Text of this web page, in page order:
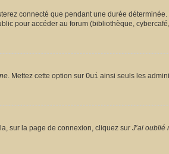
connecté que pendant une durée
pour accéder au forum (bibliothèque,
. Mettez cette option sur Oui ainsi seuls les
sur la page de connexion, cliquez sur J’ai oublié